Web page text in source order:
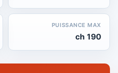
PUISSANCE MAX
190 ch